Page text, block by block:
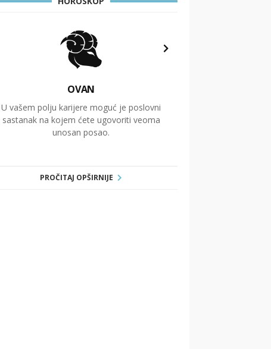
OVAN
U vašem polju karijere moguć je poslovni
sastanak na kojem ćete ugovoriti veoma
unosan posao.
PROČITAJ OPŠIRNIJE